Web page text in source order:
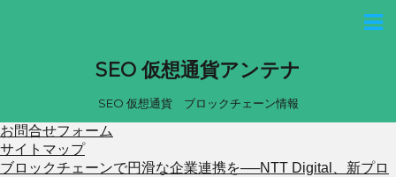
SEO 仮想通貨アンテナ
SEO 仮想通貨 ブロックチェーン情報
お問合せフォーム
サイトマップ
ブロックチェーンで円滑な企業連携を──NTT Digital、新プロ